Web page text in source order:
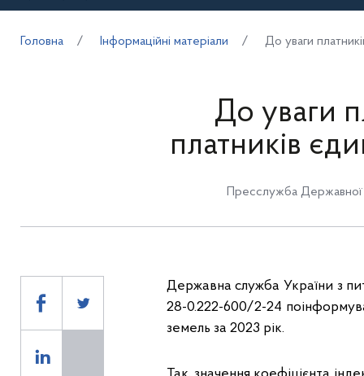
Головна Інформаційні матеріали До уваги
До уваги
платників
Пресслужба
Державна служба України з
28-0.222-600/2-24
земель за 2023 рік.